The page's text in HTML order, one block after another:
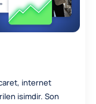
internet
isimdir. Son